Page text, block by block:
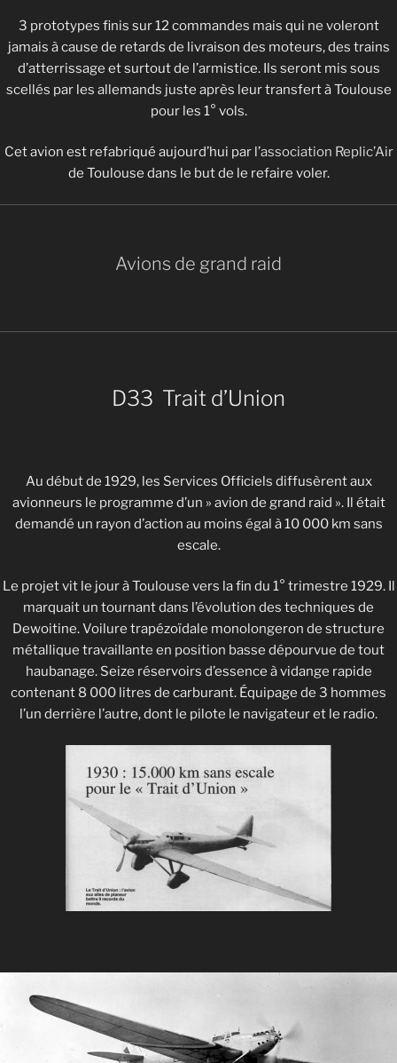
3 prototypes finis sur 12 commandes mais qui ne voleront
jamais à cause de retards de livraison des moteurs, des trains
d’atterrissage et surtout de l’armistice. Ils seront mis sous
scellés par les allemands juste après leur transfert à Toulouse
pour les 1° vols.
Cet avion est refabriqué aujourd’hui par l’association Replic’Air
de Toulouse dans le but de le refaire voler.
Avions de grand raid
D33 Trait d’Union
Au début de 1929, les Services Officiels diffusèrent aux
avionneurs le programme d’un » avion de grand raid ». Il était
demandé un rayon d’action au moins égal à 10 000 km sans
escale.
Le projet vit le jour à Toulouse vers la fin du 1° trimestre 1929. Il
marquait un tournant dans l’évolution des techniques de
Dewoitine. Voilure trapézoïdale monolongeron de structure
métallique travaillante en position basse dépourvue de tout
haubanage. Seize réservoirs d’essence à vidange rapide
contenant 8 000 litres de carburant. Équipage de 3 hommes
l’un derrière l’autre, dont le pilote le navigateur et le radio.